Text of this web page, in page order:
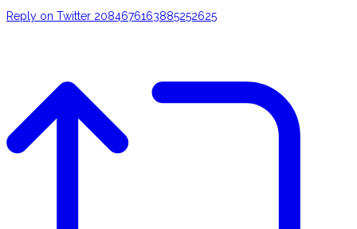
Reply on Twitter 2084676163885252625